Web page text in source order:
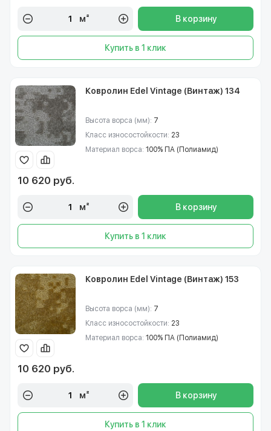
м² В корзину
Купить в 1 клик
Ковролин Edel Vintage (Винтаж) 134
Высота ворса (мм): 7
Класс износостойкости: 23
Материал ворса: 100% ПА (Полиамид)
10 620 руб.
м² В корзину
Купить в 1 клик
Ковролин Edel Vintage (Винтаж) 153
Высота ворса (мм): 7
Класс износостойкости: 23
Материал ворса: 100% ПА (Полиамид)
10 620 руб.
м² В корзину
Купить в 1 клик